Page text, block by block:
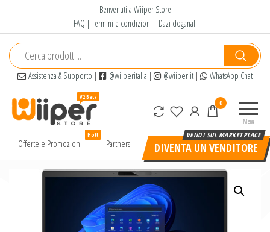
contenuto
Benvenuti a Wiiper Store
FAQ | Termini e condizioni | Dazi doganali
Assistenza & Supporto | @wiiperitalia | @wiiper.it| WhatsApp Chat
alta
a basso
Menu
0
Offerte e Promozioni
Hot!
Partners DIVENTA UN VENDITORE